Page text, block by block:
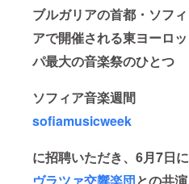
ブルガリアの首都・ソフィ
アで開催される東ヨーロッ
パ最大の音楽祭のひとつ
ソフィア音楽週間
sofiamusicweek
に招聘いただき、6月7日に